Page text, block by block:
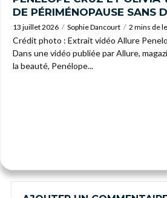
DE PÉRIMÉNOPAUSE SANS
13 juillet 2026 Sophie Dancourt 2 mins de
Crédit photo : Extrait vidéo Allure
Dans une vidéo publiée par Allure,
la beauté, Penélope...